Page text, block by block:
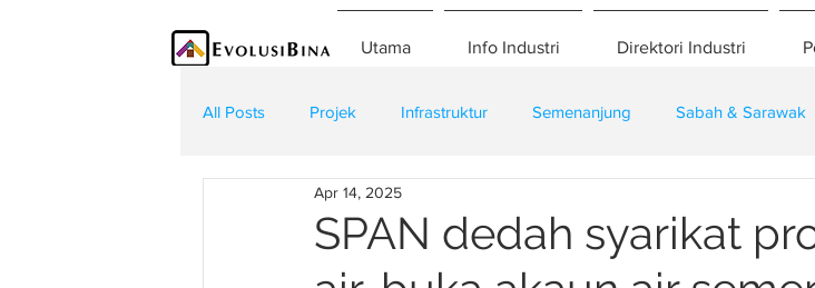
Utama Info Industri Direktori Industri
All Posts Projek Infrastruktur Semenanjung Sabah & Sarawak
Teknologi Kontraktor
SPAN dedah syarikat
Apr 14, 2025